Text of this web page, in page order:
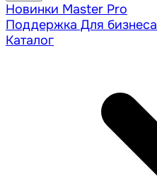
Новинки Master Pro
Поддержка Для бизнеса
Каталог